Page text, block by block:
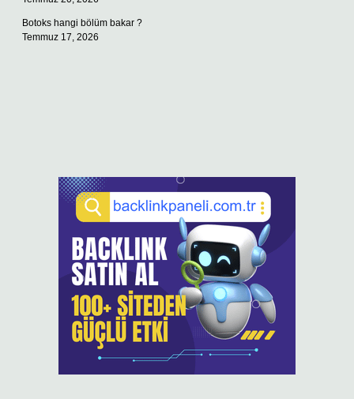
Botoks hangi bölüm bakar ?
Temmuz 17, 2026